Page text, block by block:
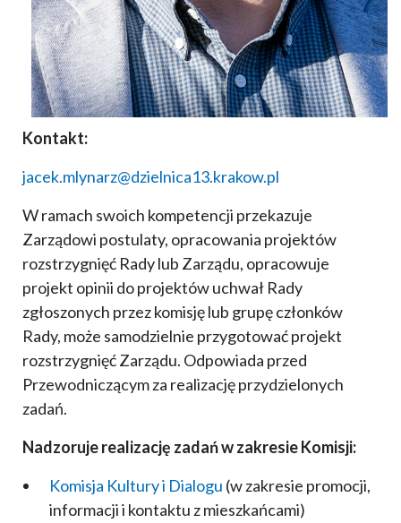
Kontakt:
jacek.mlynarz@dzielnica13.krakow.pl
W ramach swoich kompetencji przekazuje
Zarządowi postulaty, opracowania projektów
rozstrzygnięć Rady lub Zarządu, opracowuje
projekt opinii do projektów uchwał Rady
zgłoszonych przez komisję lub grupę członków
Rady, może samodzielnie przygotować projekt
rozstrzygnięć Zarządu. Odpowiada przed
Przewodniczącym za realizację przydzielonych
zadań.
Nadzoruje realizację zadań w zakresie Komisji:
Komisja Kultury i Dialogu (w zakresie promocji,
informacji i kontaktu z mieszkańcami)